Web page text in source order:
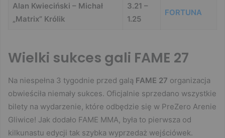
Alan Kwieciński – Michał
„Matrix” Królik
3.21 –
1.25
FORTUNA
Wielki sukces gali FAME 27
Na niespełna 3 tygodnie przed galą FAME 27 organizacja
obwieściła niemały sukces. Oficjalnie sprzedano wszystkie
bilety na wydarzenie, które odbędzie się w PreZero Arenie
Gliwice! Jak dodało FAME MMA, była to pierwsza od
kilkunastu edycji tak szybka wyprzedaż wejściówek.